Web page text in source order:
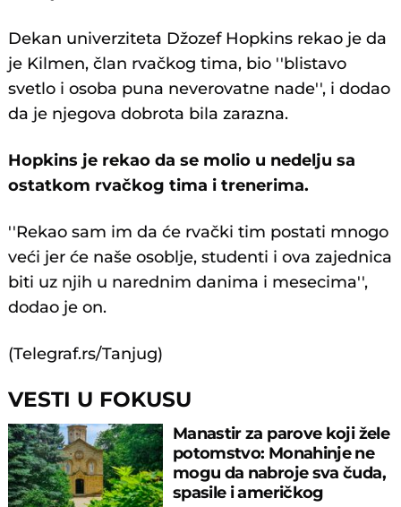
Dekan univerziteta Džozef Hopkins rekao je da
je Kilmen, član rvačkog tima, bio ''blistavo
svetlo i osoba puna neverovatne nade'', i dodao
da je njegova dobrota bila zarazna.
Hopkins je rekao da se molio u nedelju sa
ostatkom rvačkog tima i trenerima.
''Rekao sam im da će rvački tim postati mnogo
veći jer će naše osoblje, studenti i ova zajednica
biti uz njih u narednim danima i mesecima'',
dodao je on.
(Telegraf.rs/Tanjug)
VESTI U FOKUSU
Manastir za parove koji žele
potomstvo: Monahinje ne
mogu da nabroje sva čuda,
spasile i američkog